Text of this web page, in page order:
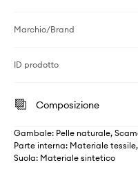
Marchio/Brand
ID prodotto
Composizione
Gambale: Pelle naturale,
Parte interna: Materiale
Suola: Materiale sintetico